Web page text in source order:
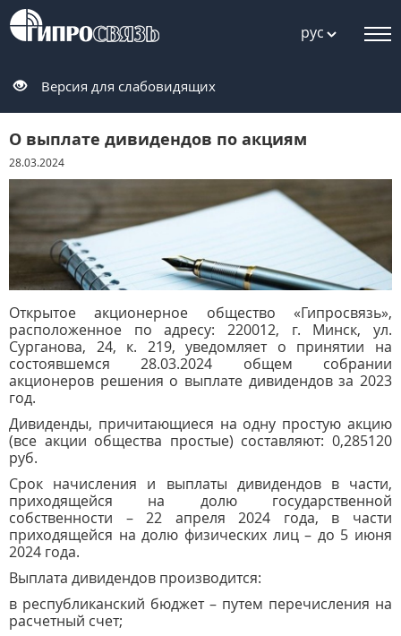
рус
Версия для слабовидящих
О выплате дивидендов по акциям
28.03.2024
Открытое акционерное общество «Гипросвязь»,
расположенное по адресу: 220012, г. Минск, ул.
Сурганова, 24, к. 219, уведомляет о принятии на
состоявшемся 28.03.2024 общем собрании
акционеров решения о выплате дивидендов за 2023
год.
Дивиденды, причитающиеся на одну простую акцию
(все акции общества простые) составляют: 0,285120
руб.
Срок начисления и выплаты дивидендов в части,
приходящейся на долю государственной
собственности – 22 апреля 2024 года, в части
приходящейся на долю физических лиц – до 5 июня
2024 года.
Выплата дивидендов производится:
в республиканский бюджет – путем перечисления на
расчетный счет;